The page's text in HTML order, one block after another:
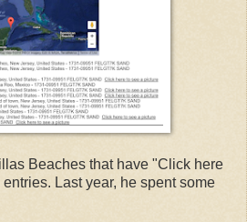
Beaches that have "Click here
Last year, he spent some